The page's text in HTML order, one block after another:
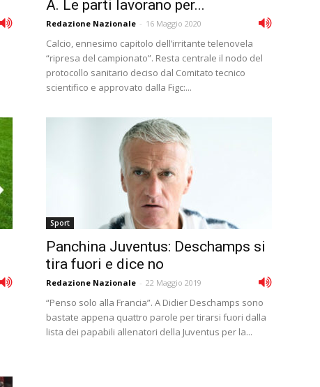
A. Le parti lavorano per...
Redazione Nazionale - 16 Maggio 2020
Calcio, ennesimo capitolo dell’irritante telenovela
“ripresa del campionato”. Resta centrale il nodo del
protocollo sanitario deciso dal Comitato tecnico
scientifico e approvato dalla Figc:...
Sport
Panchina Juventus: Deschamps si
tira fuori e dice no
Redazione Nazionale - 22 Maggio 2019
“Penso solo alla Francia”. A Didier Deschamps sono
bastate appena quattro parole per tirarsi fuori dalla
lista dei papabili allenatori della Juventus per la...